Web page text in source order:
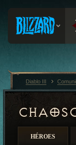
HÉROES
Diablo III